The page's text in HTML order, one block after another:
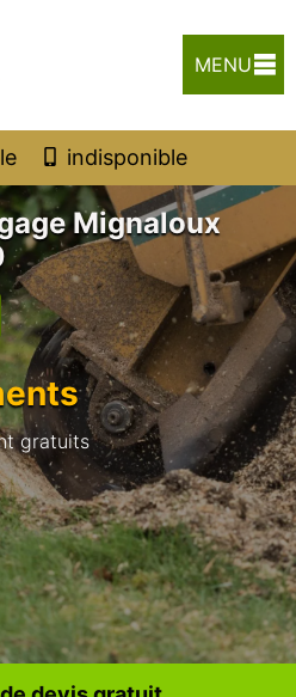
MENU
indisponible
Mignaloux
gratuits